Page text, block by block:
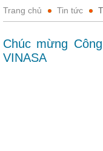
Trang chủ Tin tức
Chúc mừng
VINASA